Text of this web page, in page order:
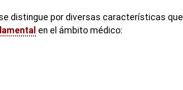
distingue por diversas características que
en el ámbito médico: